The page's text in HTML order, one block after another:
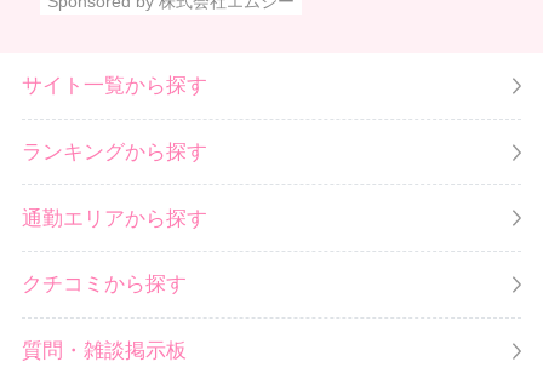
サイト一覧から探す
ランキングから探す
通勤エリアから探す
クチコミから探す
質問・雑談掲示板